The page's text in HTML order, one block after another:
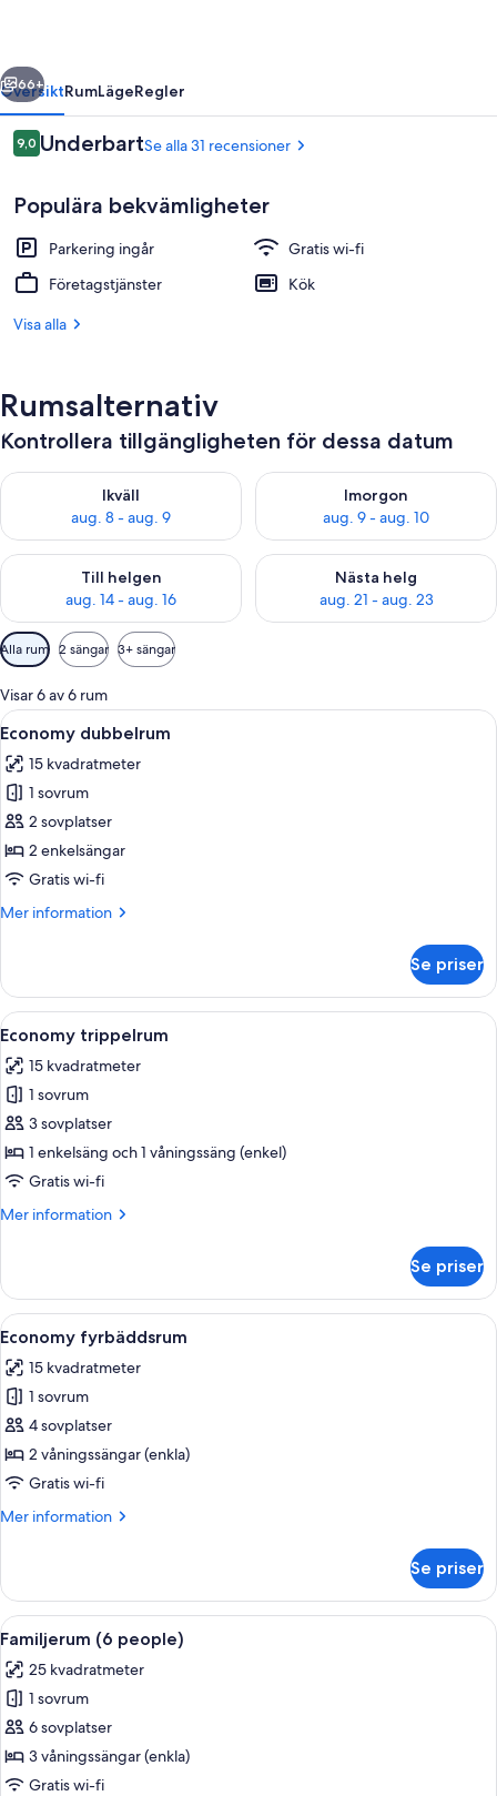
Nästa
66+
ÖversiktRumLägeRegler
Recensioner
9,09,0 av 10,
UnderbartSe alla 31 recensioner
Populära bekvämligheter
Parkering ingår
Gratis wi-fi
Företagstjänster
Kök
Visa alla
Rumsalternativ
Kontrollera tillgängligheten för dessa datum
Ikväll
aug. 8 - aug. 9
Kontrollera tillgängligheten för ikväll aug. 8 - aug. 9
Imorgon
aug. 9 - aug. 10
Kontrollera tillgängligheten
Till helgen
aug. 14 - aug. 16
Kontrollera tillgängligheten för den här helgen aug. 14 - aug.
Nästa helg
aug. 21 - aug. 23
Kontrollera tillgängligheten
Tillgängliga
filter
för
rum
Alla rum 2 sängar 3+ sängar
Visar 6 av 6 rum
Öppna
alla
foton
för
Economy
dubbelrum
Ett rum med två sängar, ett bord,
9
Economy dubbelrum
15 kvadratmeter
1 sovrum
2 sovplatser
2 enkelsängar
Gratis wi-fi
Mer information
Mer
dubbelrum
Se priser
Öppna
alla
foton
för
Economy
trippelrum
Ett rum med två sängar, ett
10
Economy trippelrum
15 kvadratmeter
1 sovrum
3 sovplatser
1 enkelsäng och 1 våningssäng (enkel)
Gratis wi-fi
Mer information
Mer
trippelrum
Se priser
Öppna
alla
foton
för
Economy
fyrbäddsrum
Ett rum med en våningssäng, ett
8
Economy fyrbäddsrum
15 kvadratmeter
1 sovrum
4 sovplatser
2 våningssängar (enkla)
Gratis wi-fi
Mer information
Mer
fyrbäddsrum
Se priser
Öppna
alla
foton
för
Familjerum
(6
people)
Ett rum med två sängar, ett bord,
9
Familjerum (6 people)
25 kvadratmeter
1 sovrum
6 sovplatser
3 våningssängar (enkla)
Gratis wi-fi